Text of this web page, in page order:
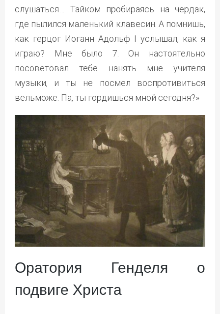
слушаться… Тайком пробираясь на чердак,
где пылился маленький клавесин. А помнишь,
как герцог Иоганн Адольф I услышал, как я
играю? Мне было 7. Он настоятельно
посоветовал тебе нанять мне учителя
музыки, и ты не посмел воспротивиться
вельможе. Па, ты гордишься мной сегодня?»
Оратория Генделя о
подвиге Христа